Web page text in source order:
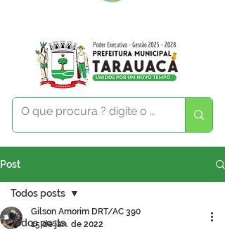
Post
Todos posts
Todos posts
Gilson Amorim DRT/AC 390
15 de jan. de 2022